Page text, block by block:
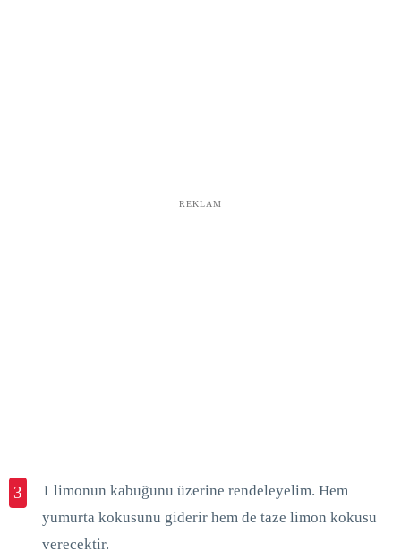
REKLAM
3
1 limonun kabuğunu üzerine rendeleyelim. Hem
yumurta kokusunu giderir hem de taze limon kokusu
verecektir.